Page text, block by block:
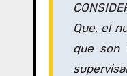
Que, el
que son